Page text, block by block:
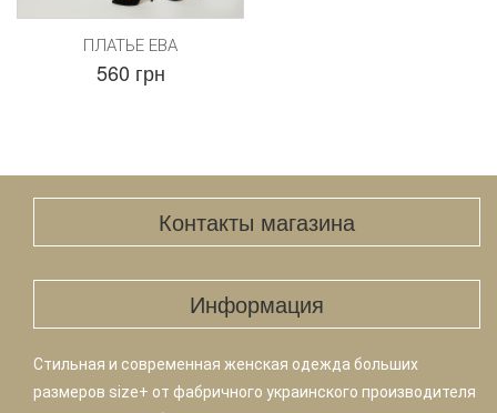
ПЛАТЬЕ ЕВА
560 грн
Контакты магазина
Информация
Стильная и современная женская одежда больших
размеров size+ от фабричного украинского производителя